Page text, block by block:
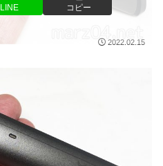
LINE コピー
2022.02.15